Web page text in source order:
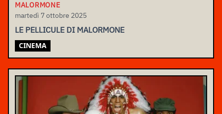
MALORMONE
martedì 7 ottobre 2025
LE PELLICULE DI MALORMONE
CINEMA